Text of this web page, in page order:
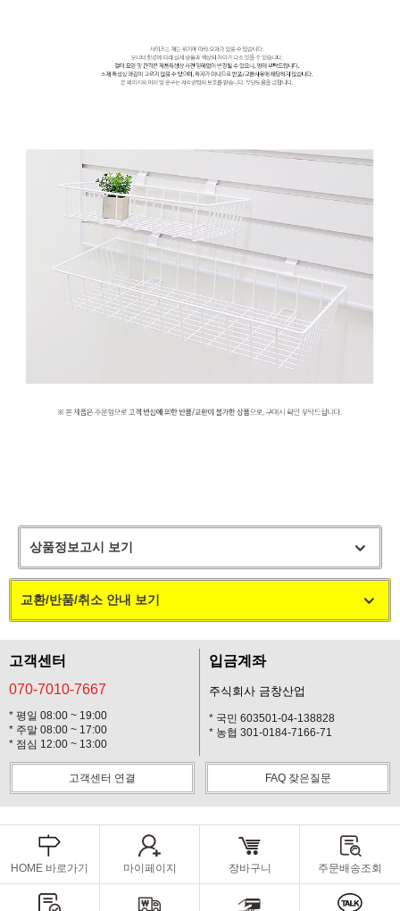
상품정보고시 보기
교환/반품/취소 안내 보기
고객센터
070-7010-7667
* 평일 08:00 ~ 19:00
* 주말 08:00 ~ 17:00
* 점심 12:00 ~ 13:00
입금계좌
주식회사 금창산업
* 국민 603501-04-138828
* 농협 301-0184-7166-71
고객센터 연결 FAQ 잦은질문
HOME 바로가기 마이페이지 장바구니 주문배송조회